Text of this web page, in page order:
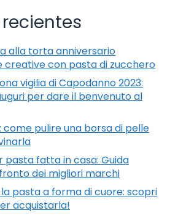
alla torta anniversario
creative con pasta di zucchero
vigilia di Capodanno 2023:
per dare il benvenuto al
pulire una borsa di pelle
pasta fatta in casa: Guida
dei migliori marchi
pasta a forma di cuore: scopri
acquistarla!